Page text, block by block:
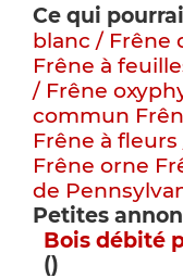
Ce qui
blanc / Frêne
Frêne à
/ Frêne
commun
Frêne à
Frêne orne
de
Petites
Bois débité
()